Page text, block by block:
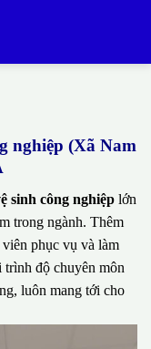
nghiệp (Xã Nam
sinh công nghiệp lớn
trong ngành. Thêm
phục vụ và làm
trình độ chuyên môn
luôn mang tới cho